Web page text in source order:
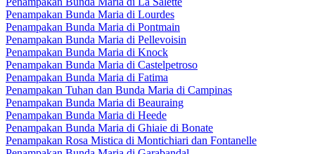
Penampakan Bunda Maria di Lourdes
Penampakan Bunda Maria di Pontmain
Penampakan Bunda Maria di Pellevoisin
Penampakan Bunda Maria di Knock
Penampakan Bunda Maria di Castelpetroso
Penampakan Bunda Maria di Fatima
Penampakan Tuhan dan Bunda Maria di Campinas
Penampakan Bunda Maria di Beauraing
Penampakan Bunda Maria di Heede
Penampakan Bunda Maria di Ghiaie di Bonate
Penampakan Rosa Mistica di Montichiari dan Fontanelle